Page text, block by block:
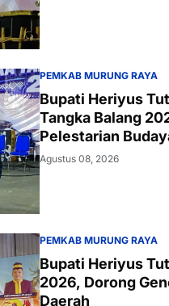
PEMKAB MURUNG RAYA
Bupati Heriyus
Tangka Balang
Pelestarian
Agustus 08, 2026
PEMKAB MURUNG RAYA
Bupati Heriyus
2026, Dorong
Daerah